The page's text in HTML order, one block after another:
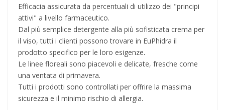
Efficacia assicurata da percentuali di utilizzo dei "principi
attivi" a livello farmaceutico.
Dal più semplice detergente alla più sofisticata crema per
il viso, tutti i clienti possono trovare in EuPhidra il
prodotto specifico per le loro esigenze.
Le linee floreali sono piacevoli e delicate, fresche come
una ventata di primavera.
Tutti i prodotti sono controllati per offrire la massima
sicurezza e il minimo rischio di allergia.